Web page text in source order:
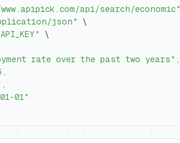
api/search/economic"
json"
\
\